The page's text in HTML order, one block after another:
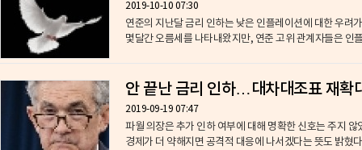
2019-10-10 07:30
연준의 지난달 금리 인하는 낮은 인플레이션에 대한 우려
몇달간 오름세를 나타내왔지만, 연준 고위 관계자들은 인
안 끝난 금리 인하…대차대조표 재확
2019-09-19 07:47
파월 의장은 추가 인하 여부에 대해 명확한 신호는 주지
경제가 더 약해지면 공격적 대응에 나서겠다는 뜻도 밝혔